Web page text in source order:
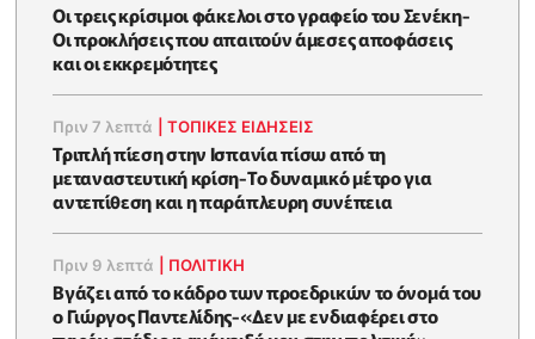
Οι τρεις κρίσιμοι φάκελοι στο γραφείο του Σενέκη-
Οι προκλήσεις που απαιτούν άμεσες αποφάσεις
και οι εκκρεμότητες
Πριν 7 λεπτά |ΤΟΠΙΚΕΣ ΕΙΔΗΣΕΙΣ
Τριπλή πίεση στην Ισπανία πίσω από τη
μεταναστευτική κρίση-Το δυναμικό μέτρο για
αντεπίθεση και η παράπλευρη συνέπεια
Πριν 9 λεπτά ΠΟΛΙΤΙΚΗ
Βγάζει από το κάδρο των προεδρικών το όνομά του
ο Γιώργος Παντελίδης-«Δεν με ενδιαφέρει στο